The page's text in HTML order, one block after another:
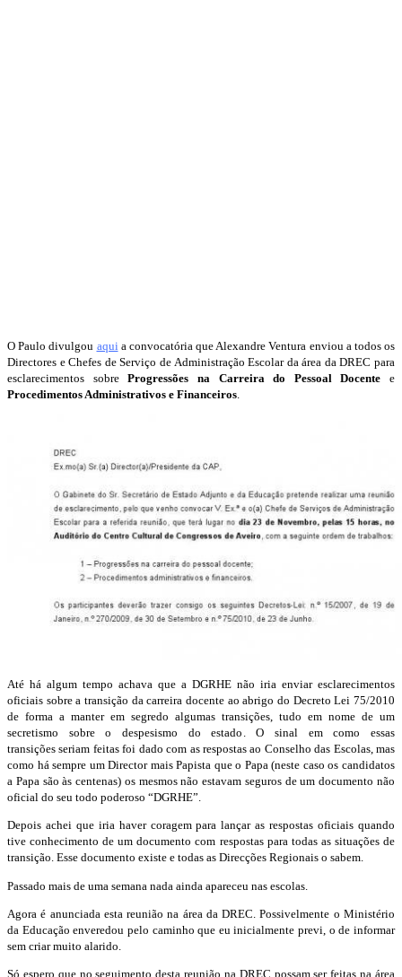
O Paulo divulgou aqui a convocatória que Alexandre Ventura enviou a todos os
Directores e Chefes de Serviço de Administração Escolar da área da DREC para
esclarecimentos sobreProgressões na Carreira do Pessoal Docente e
Procedimentos Administrativos e Financeiros
Até há algum tempo achava que a DGRHE não iria enviar esclarecimentos
oficiais sobre a transição da carreira docente ao abrigo do Decreto Lei 75/2010
de forma a manter em segredo algumas transições, tudo em nome de um
secretismo sobre o despesismo do estado. O sinal em como essas
transições seriam feitas foi dado com as respostas ao Conselho das Escolas, mas
como há sempre um Director mais Papista que o Papa (neste caso os candidatos
a Papa são às centenas) os mesmos não estavam seguros de um documento não
oficial do seu todo poderoso “DGRHE”.
Depois achei que iria haver coragem para lançar as respostas oficiais quando
tive conhecimento de um documento com respostas para todas as situações de
transição. Esse documento existe e todas as Direcções Regionais o sabem.
Passado mais de uma semana nada ainda apareceu nas escolas.
Agora é anunciada esta reunião na área da DREC. Possivelmente o Ministério
da Educação enveredou pelo caminho que eu inicialmente previ, o de informar
sem criar muito alarido.
Só espero que no seguimento desta reunião na DREC possam ser feitas na área